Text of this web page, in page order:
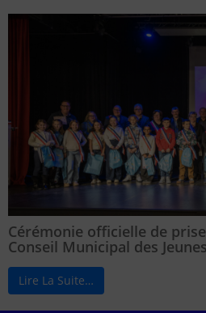
Cérémonie officielle de
Conseil Municipal des Jeunes
Lire La Suite…